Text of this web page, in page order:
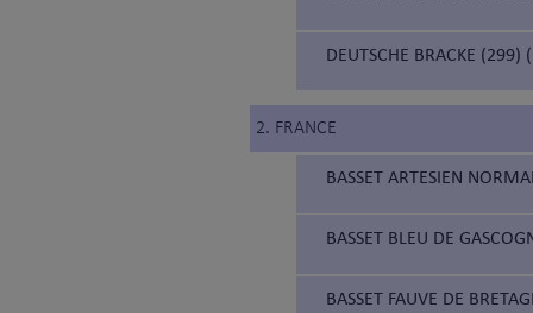
DEUTSCHE BRACKE (299)
2. FRANCE
BASSET ARTESIEN
BASSET BLEU DE
BASSET FAUVE DE